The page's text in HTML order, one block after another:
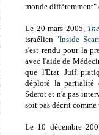
monde différemment"
Le 20 mars 2005,
israélien "Inside
s'est rendu pour la
avec l'aide de
que l'Etat Juif
déploré la partialité
Sderot et n'a pas
soit pas décrit comme
Le 10 décembre